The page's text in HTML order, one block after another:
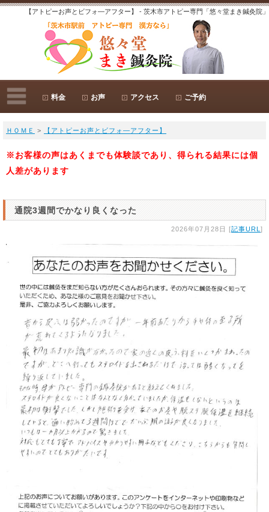
【アトピーお声とビフォ―アフター】 - 茨木市アトピー専門「悠々堂まき鍼灸院」
料金 お声 アクセス ご予約
ＨＯＭＥ > 【アトピーお声とビフォ―アフター】
※お客様の声はあくまでも体験談であり、得られる結果には個
人差があります
通院3週間でかなり良くなった
2026年07月28日 [記事URL ]